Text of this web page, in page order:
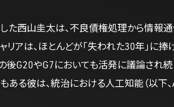
た西山圭太は、不良債権処理から情報
アは、ほとんどが「失われた30年」に
G20やG7においても活発に議論され続
ある彼は、統治における人工知能（以下